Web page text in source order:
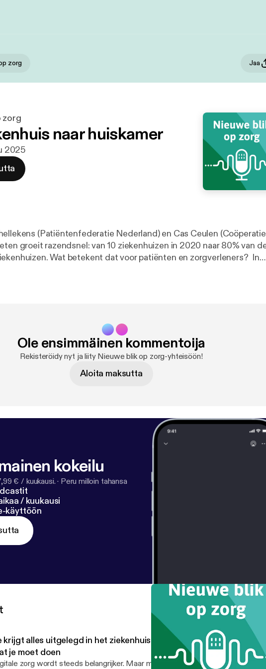
zorg Jaa
zorg
naar huiskamer
2025
(Patiëntenfederatie Nederland) en Cas Ceulen (Coöperatie
Wat betekent dat voor patiënten en zorgverleners? In
[denkmeemet@vgz.nl].
Ole ensimmäinen kommentoija
Rekisteröidy nyt ja liity Nieuwe blik op zorg-yhteisöön!
Aloita maksutta
kokeilu
€ / kuukausi. · Peru milloin tahansa
/ kuukausi
käyttöön
krijgt alles uitgelegd in het ziekenhuis… en toch weet je daarna niet
je moet doen
zorg wordt steeds belangrijker. Maar meer technologie betekent niet